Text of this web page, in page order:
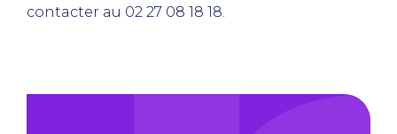
contacter au 02 27 08 18 18.